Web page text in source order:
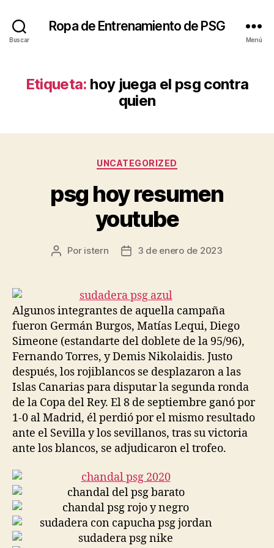
Buscar
Ropa de Entrenamiento de PSG
Menú
Etiqueta: hoy juega el psg contra
quien
Categorías
UNCATEGORIZED
psg hoy resumen
youtube
Autor
entrada
Por istern
Fecha
entrada
3 de enero de 2023
Algunos integrantes de aquella campaña
fueron Germán Burgos, Matías Lequi, Diego
Simeone (estandarte del doblete de la 95/96),
Fernando Torres, y Demis Nikolaidis. Justo
después, los rojiblancos se desplazaron a las
Islas Canarias para disputar la segunda ronda
de la Copa del Rey. El 8 de septiembre ganó por
1-0 al Madrid, él perdió por el mismo resultado
ante el Sevilla y los sevillanos, tras su victoria
ante los blancos, se adjudicaron el trofeo.